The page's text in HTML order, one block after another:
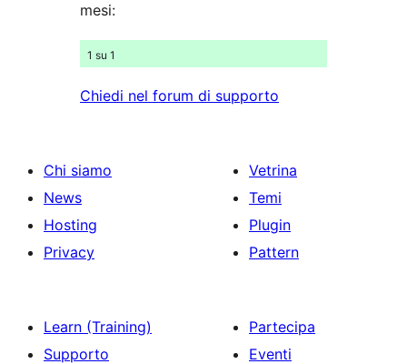
mesi:
1 su 1
Chiedi nel forum di supporto
Chi siamo
News
Hosting
Privacy
Vetrina
Temi
Plugin
Pattern
Learn (Training)
Supporto
Partecipa
Eventi